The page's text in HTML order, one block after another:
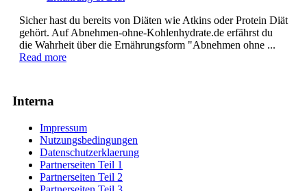
Sicher hast du bereits von Diäten wie Atkins oder Protein Diät
gehört. Auf Abnehmen-ohne-Kohlenhydrate.de erfährst du
die Wahrheit über die Ernährungsform "Abnehmen ohne ...
Read more
Interna
Impressum
Nutzungsbedingungen
Datenschutzerklaerung
Partnerseiten Teil 1
Partnerseiten Teil 2